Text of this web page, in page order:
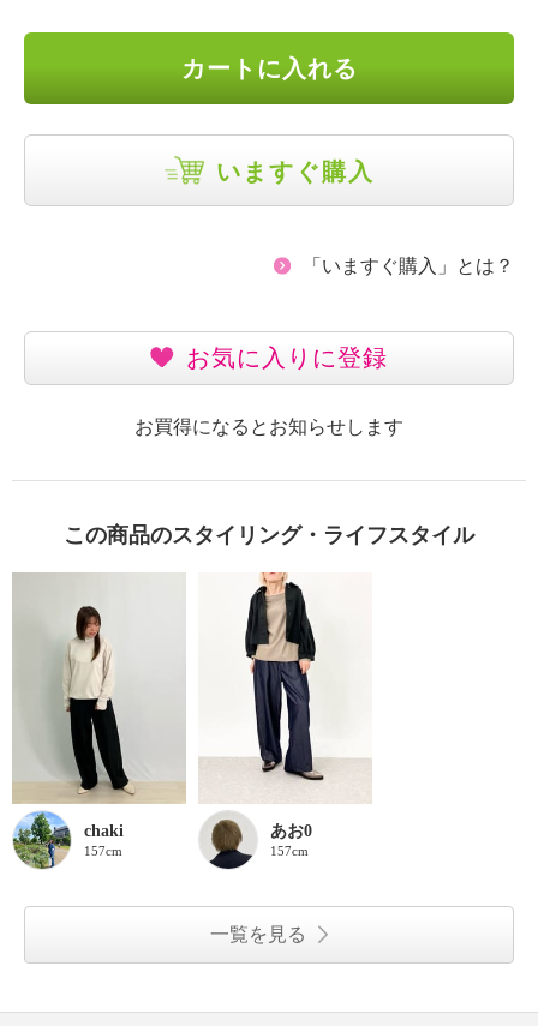
カートに入れる
いますぐ購入
「いますぐ購入」とは？
お気に入りに登録
お買得になるとお知らせします
この商品のスタイリング・ライフスタイル
chaki
157cm
あお0
157cm
一覧を見る